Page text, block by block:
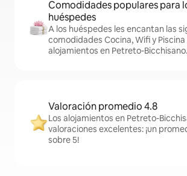
Comodidades populares para
huéspedes
A los huéspedes les encantan las
comodidades Cocina, Wifi y Piscina
alojamientos en Petreto-Bicchisano.
Valoración promedio 4.8
Los alojamientos en Petreto-
valoraciones excelentes: ¡un
sobre 5!